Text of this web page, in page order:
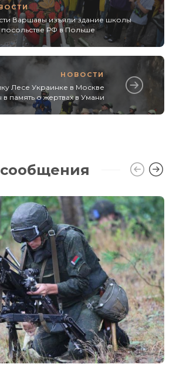
Варшавы изъяли здание школы
РФ в Польше
НОВОСТИ
Лесе Украинке в Москве
в память о жертвах в Умани